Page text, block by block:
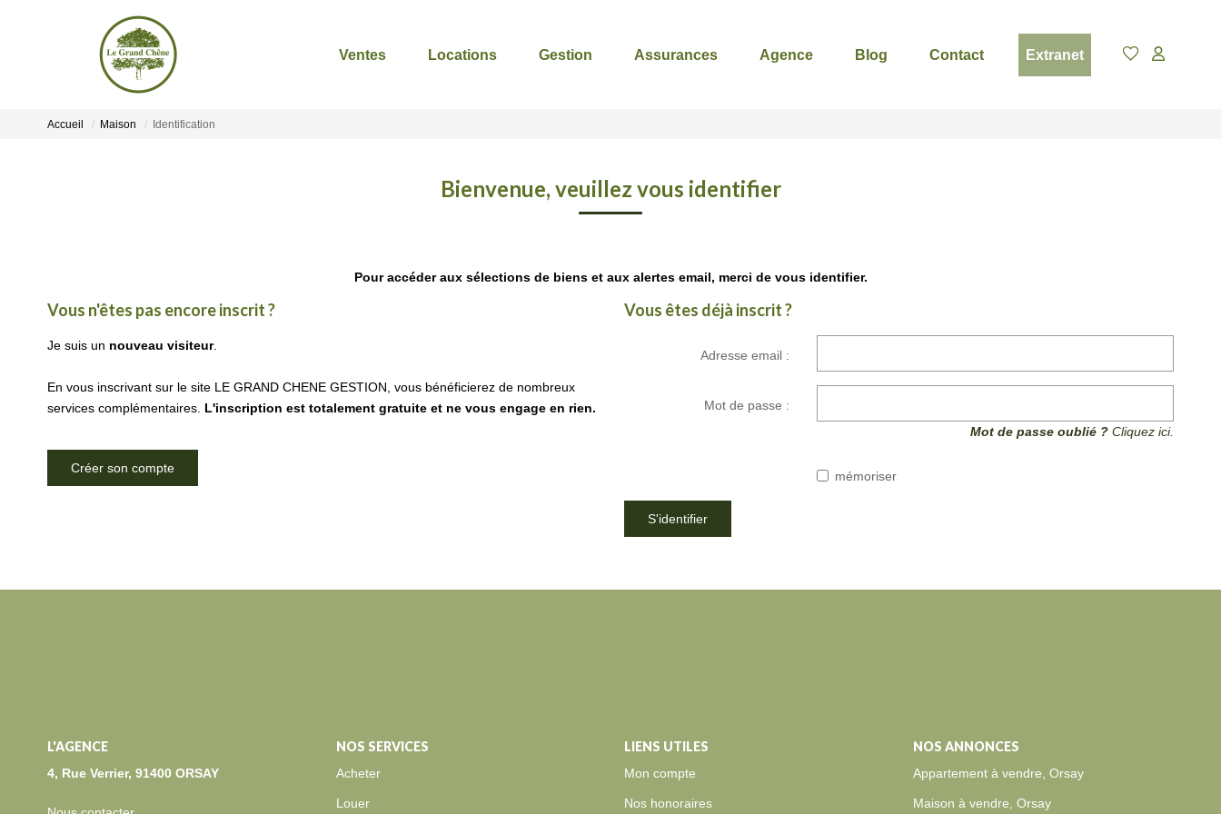
Ventes Locations Gestion Assurances Agence Blog Contact Extranet
Accueil Maison Identification
Bienvenue, veuillez vous identifier
Pour accéder aux sélections de biens et aux alertes email, merci de vous identifier.
Vous n'êtes pas encore inscrit ?
Je suis un nouveau visiteur.
En vous inscrivant sur le site LE GRAND CHENE GESTION, vous bénéficierez de nombreux
services complémentaires. L'inscription est totalement gratuite et ne vous engage en rien.
Créer son compte
Vous êtes déjà inscrit ?
Adresse email :
Mot de passe :
Mot de passe oublié ?Cliquez ici.
mémoriser
S'identifier
L'AGENCE
4, Rue Verrier, 91400 ORSAY
NOS SERVICES
Acheter
Louer
LIENS UTILES
Mon compte
Nos honoraires
NOS ANNONCES
Appartement à vendre, Orsay
Maison à vendre, Orsay